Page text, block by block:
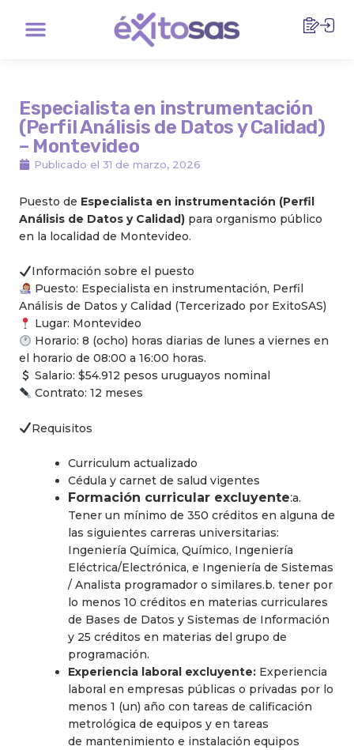
Menu
Especialista en instrumentación
(Perfil Análisis de Datos y Calidad)
– Montevideo
Publicado el 31 de marzo, 2026
Puesto de Especialista en instrumentación (Perfil
Análisis de Datos y Calidad) para organismo público
en la localidad de Montevideo.
Información sobre el puesto
Puesto: Especialista en instrumentación, Perfil
Análisis de Datos y Calidad (Tercerizado por ExitoSAS)
Lugar: Montevideo
Horario: 8 (ocho) horas diarias de lunes a viernes en
el horario de 08:00 a 16:00 horas.
Salario: $54.912 pesos uruguayos nominal
Contrato: 12 meses
Requisitos
Curriculum actualizado
Cédula y carnet de salud vigentes
Formación curricular excluyente:a.
Tener un mínimo de 350 créditos en alguna de
las siguientes carreras universitarias:
Ingeniería Química, Químico, Ingeniería
Eléctrica/Electrónica, e Ingeniería de Sistemas
/ Analista programador o similares.b. tener por
lo menos 10 créditos en materias curriculares
de Bases de Datos y Sistemas de Información
y 25 créditos en materias del grupo de
programación.
Experiencia laboral excluyente: Experiencia
laboral en empresas públicas o privadas por lo
menos 1 (un) año con tareas de calificación
metrológica de equipos y en tareas
de mantenimiento e instalación equipos